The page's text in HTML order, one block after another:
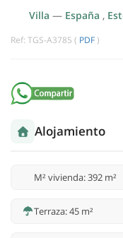
Villa — España ,
Ref: TGS-A3785 ( PDF )
Alojamiento
M² vivienda: 392 m²
Terraza: 45 m²